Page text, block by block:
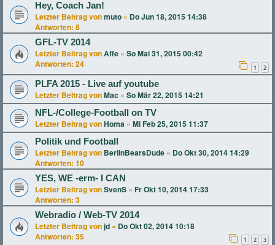
Hey, Coach Jan!
Letzter Beitrag vonmuto « Do Jun 18, 2015 14:38
Antworten: 8
GFL-TV 2014
Letzter Beitrag vonAffe « So Mai 31, 2015 00:42
Antworten: 24 1 2
PLFA 2015 - Live auf youtube
Letzter Beitrag vonMac « So Mär 22, 2015 14:21
NFL-/College-Football on TV
Letzter Beitrag vonHoma « Mi Feb 25, 2015 11:37
Politik und Football
Letzter Beitrag von BerlinBearsDude « Do Okt 30, 2014 14:29
Antworten: 10
YES, WE -erm- I CAN
Letzter Beitrag vonSvenS « Fr Okt 10, 2014 17:33
Antworten: 3
Webradio / Web-TV 2014
Letzter Beitrag vonjd « Do Okt 02, 2014 10:18
Antworten: 35 1 2 3